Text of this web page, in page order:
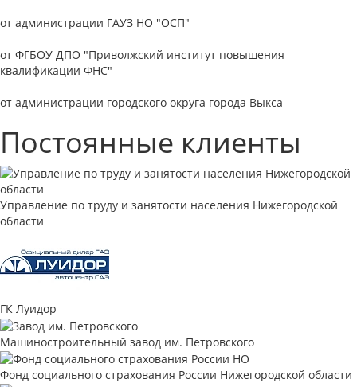
от администрации ГАУЗ НО "ОСП"
от ФГБОУ ДПО "Приволжский институт повышения
квалификации ФНС"
от администрации городского округа города Выкса
Постоянные клиенты
Управление по труду и занятости населения Нижегородской
области
ГК Луидор
Машиностроительный завод им. Петровского
Фонд социального страхования России Нижегородской области